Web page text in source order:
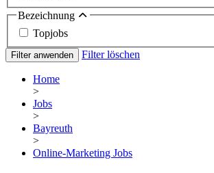
Bezeichnung
Topjobs
Filter anwenden Filter löschen
Home
>
Jobs
>
Bayreuth
>
Online-Marketing Jobs